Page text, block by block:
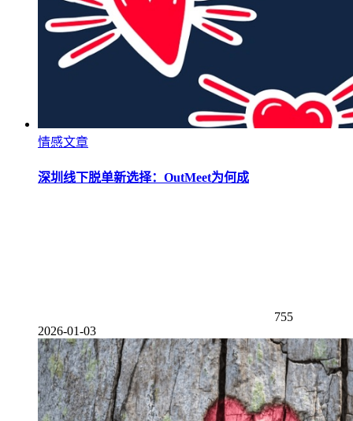
情感文章
深圳线下脱单新选择：OutMeet为何成
755
2026-01-03